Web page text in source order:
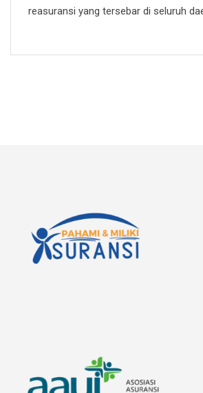
reasuransi yang tersebar di seluruh